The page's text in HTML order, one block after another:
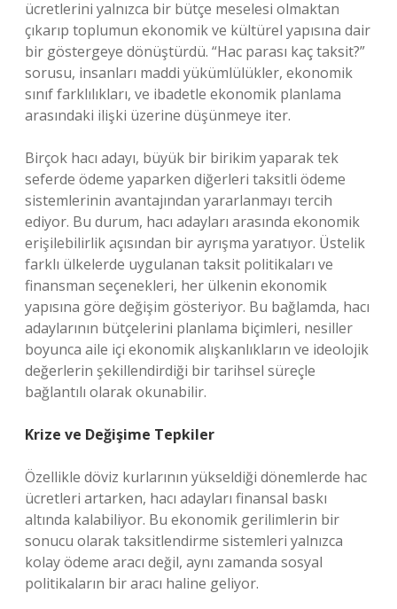
ücretlerini yalnızca bir bütçe meselesi olmaktan
çıkarıp toplumun ekonomik ve kültürel yapısına dair
bir göstergeye dönüştürdü. “Hac parası kaç taksit?”
sorusu, insanları maddi yükümlülükler, ekonomik
sınıf farklılıkları, ve ibadetle ekonomik planlama
arasındaki ilişki üzerine düşünmeye iter.
Birçok hacı adayı, büyük bir birikim yaparak tek
seferde ödeme yaparken diğerleri taksitli ödeme
sistemlerinin avantajından yararlanmayı tercih
ediyor. Bu durum, hacı adayları arasında ekonomik
erişilebilirlik açısından bir ayrışma yaratıyor. Üstelik
farklı ülkelerde uygulanan taksit politikaları ve
finansman seçenekleri, her ülkenin ekonomik
yapısına göre değişim gösteriyor. Bu bağlamda, hacı
adaylarının bütçelerini planlama biçimleri, nesiller
boyunca aile içi ekonomik alışkanlıkların ve ideolojik
değerlerin şekillendirdiği bir tarihsel süreçle
bağlantılı olarak okunabilir.
Krize ve Değişime Tepkiler
Özellikle döviz kurlarının yükseldiği dönemlerde hac
ücretleri artarken, hacı adayları finansal baskı
altında kalabiliyor. Bu ekonomik gerilimlerin bir
sonucu olarak taksitlendirme sistemleri yalnızca
kolay ödeme aracı değil, aynı zamanda sosyal
politikaların bir aracı haline geliyor.